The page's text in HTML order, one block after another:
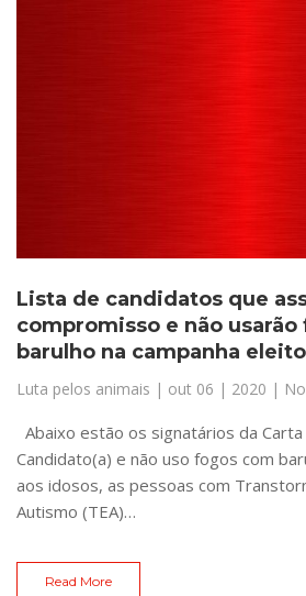
Lista de candidatos que
compromisso e não usarão
barulho na campanha
Luta pelos animais | out 06 | 2020 |
Abaixo estão os signatários da
Candidato(a) e não uso fogos com
aos idosos, as pessoas com
Autismo (TEA)…
Read More